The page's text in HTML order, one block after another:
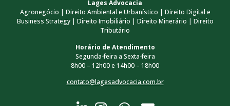
Lages Advocacia
Agronegócio | Direito Ambiental e Urbanístico | Direito Digital e
Business Strategy | Direito Imobiliário | Direito Minerário | Direito
Tributário
Horário de Atendimento
Segunda-feira a Sexta-feira
8h00 – 12h00 e 14h00 – 18h00
contato@lagesadvocacia.com.br